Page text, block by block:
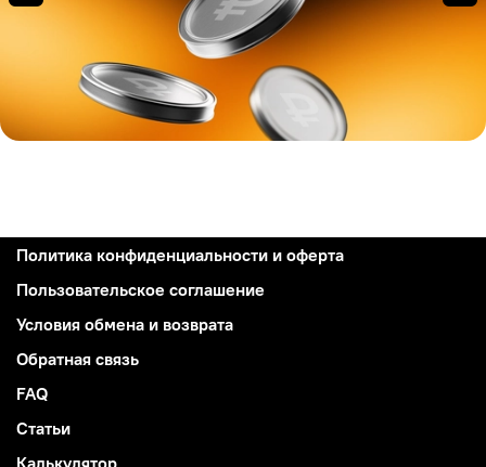
Политика конфиденциальности и оферта
Пользовательское соглашение
Условия обмена и возврата
Обратная связь
FAQ
Статьи